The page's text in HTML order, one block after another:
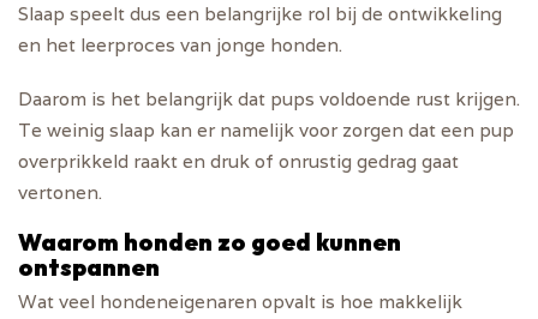
Slaap speelt dus een belangrijke rol bij de ontwikkeling
en het leerproces van jonge honden.
Daarom is het belangrijk dat pups voldoende rust krijgen.
Te weinig slaap kan er namelijk voor zorgen dat een pup
overprikkeld raakt en druk of onrustig gedrag gaat
vertonen.
Waarom honden zo goed kunnen
ontspannen
Wat veel hondeneigenaren opvalt is hoe makkelijk